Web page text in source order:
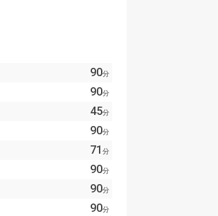
90分
90分
45分
90分
71 分
90分
90分
90分